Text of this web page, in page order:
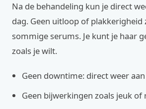
Na de behandeling kun je direct
dag. Geen uitloop of plakkerigheid
sommige serums. Je kunt je haar
zoals je wilt.
Geen downtime: direct weer
Geen bijwerkingen zoals jeuk of